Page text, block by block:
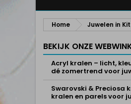
Home Juwelen in
BEKIJK ONZE
Acryl kralen – licht,
dé zomertrend voor
Swarovski & Preciosa
kralen en parels voor